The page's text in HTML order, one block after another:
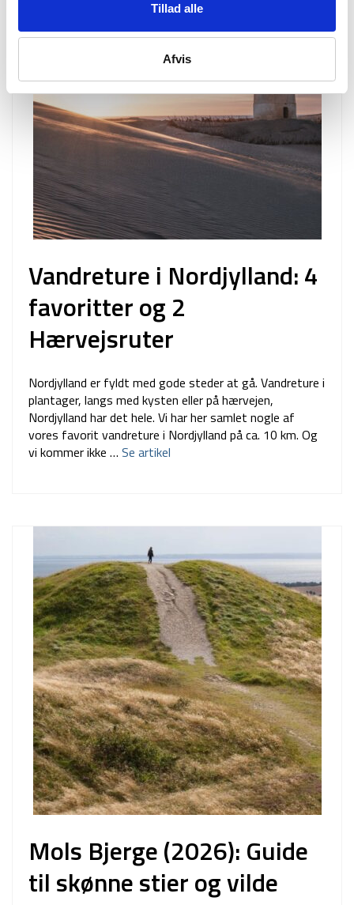
Tillad alle
Afvis
Vandreture i Nordjylland: 4
favoritter og 2
Hærvejsruter
Nordjylland er fyldt med gode steder at gå. Vandreture i
plantager, langs med kysten eller på hærvejen,
Nordjylland har det hele. Vi har her samlet nogle af
vores favorit vandreture i Nordjylland på ca. 10 km. Og
vi kommer ikke … Se artikel
Mols Bjerge (2026): Guide
til skønne stier og vilde